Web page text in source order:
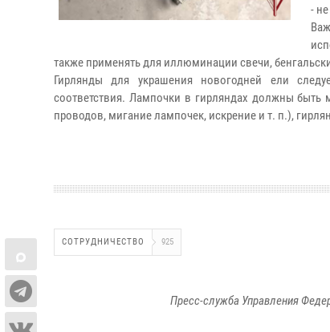
-
также применять для иллюминации свечи,
Гирлянды для украшения новогодней ели
соответствия. Лампочки в гирляндах должны
проводов, мигание лампочек, искрение и т. п.),
СОТРУДНИЧЕСТВО 925
Пресс-служба Управления